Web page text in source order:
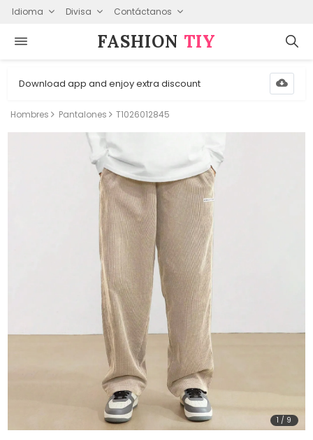
Idioma Divisa Contáctanos
FASHION⁠ TIY
Download app and enjoy extra discount
Hombres Pantalones T1026012845
1 / 9